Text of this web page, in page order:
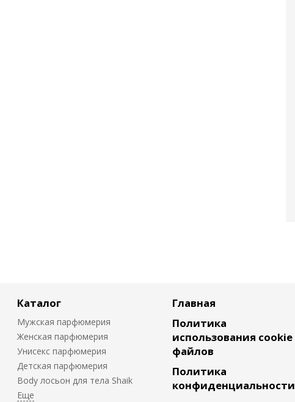
Каталог
Мужская парфюмерия
Женская парфюмерия
Унисекс парфюмерия
Детская парфюмерия
Body лосьон для тела Shaik
Главная
Политика
использования cookie
файлов
Политика
конфиденциальности